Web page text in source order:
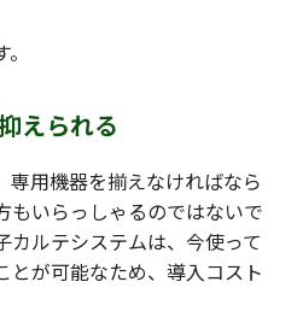
えられる
専用機器を揃えなければなら
もいらっしゃるのではないで
カルテシステムは、今使って
とが可能なため、導入コスト